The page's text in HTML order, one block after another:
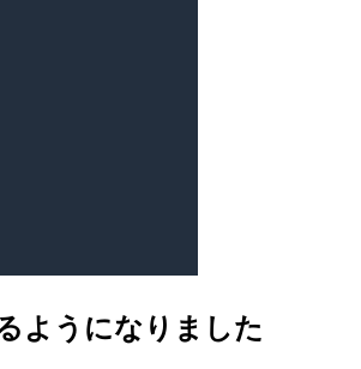
ようになりました